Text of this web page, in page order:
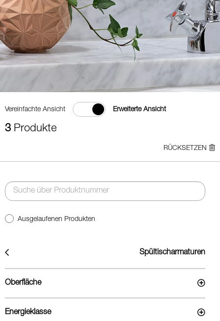
Vereinfachte Ansicht Erweiterte Ansicht
3 Produkte
RÜCKSETZEN
Ausgelaufenen Produkten
Spültischarmaturen
Oberfläche
Energieklasse